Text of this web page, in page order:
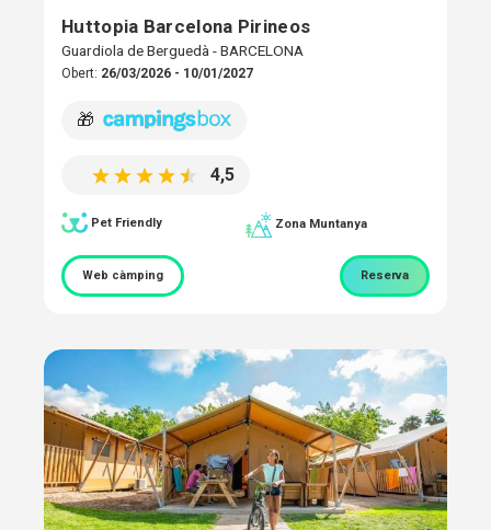
Huttopia Barcelona Pirineos
Guardiola de Berguedà - BARCELONA
Obert: 26/03/2026 - 10/01/2027
🎁
4,5
Pet Friendly Zona Muntanya
Web càmping Reserva